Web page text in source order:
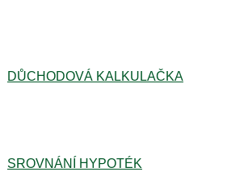
DŮCHODOVÁ KALKULAČKA
SROVNÁNÍ HYPOTÉK